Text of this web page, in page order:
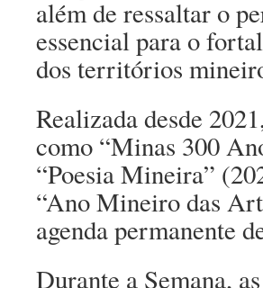
além de ressaltar o
essencial para o
dos territórios
Realizada desde
como “Minas 300
“Poesia Mineira”
“Ano Mineiro das
agenda permanente
Durante a Semana,